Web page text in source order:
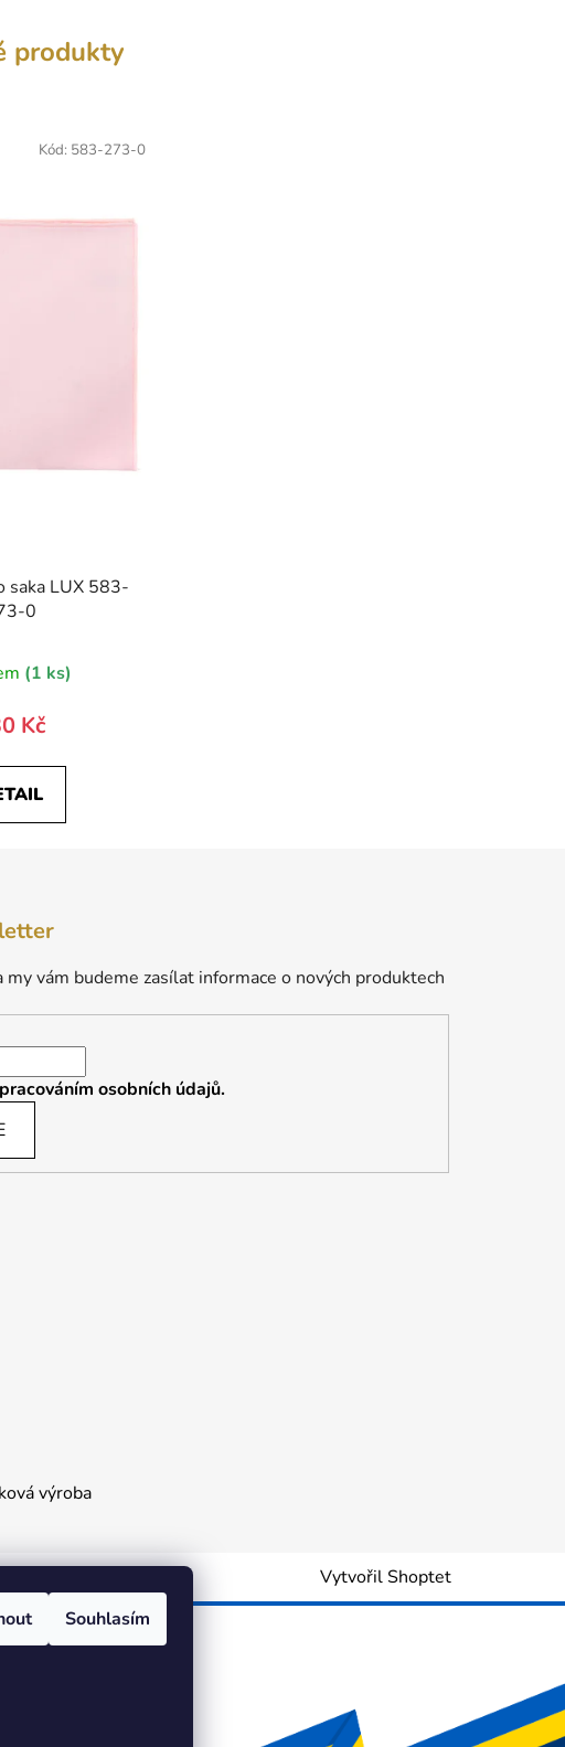
Souhlasím
produkty
saka LUX 583-
0
(1 ks)
Kč
Kód: 583-273-0
vám budeme zasílat informace o nových produktech
osobních údajů.
výroba
Vytvořil Shoptet